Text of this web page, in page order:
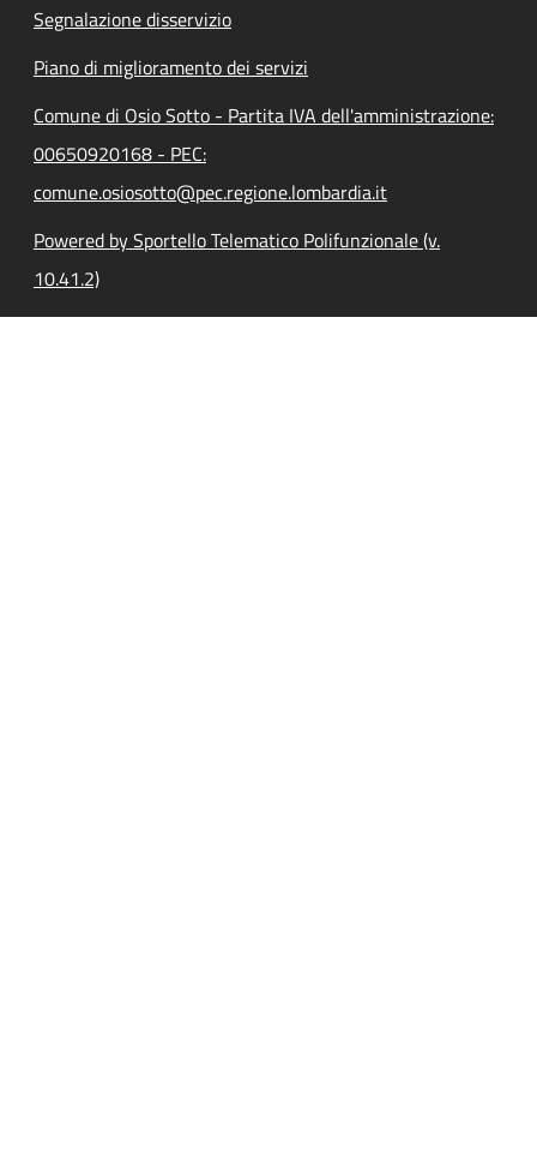
Segnalazione disservizio
Piano di miglioramento dei servizi
Comune di Osio Sotto - Partita IVA dell'amministrazione:
00650920168 - PEC:
comune.osiosotto@pec.regione.lombardia.it
Powered by Sportello Telematico Polifunzionale (v.
10.41.2)